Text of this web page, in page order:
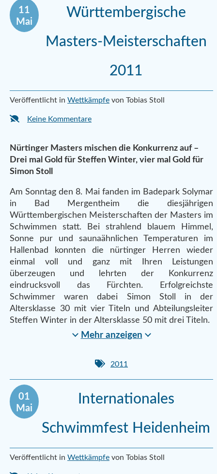
11
Mai
Württembergische
Masters-Meisterschaften
2011
Veröffentlicht in Wettkämpfe von Tobias Stoll
Keine Kommentare
Nürtinger Masters mischen die Konkurrenz auf –
Drei mal Gold für Steffen Winter, vier mal Gold für
Simon Stoll
Am Sonntag den 8. Mai fanden im Badepark Solymar
in Bad Mergentheim die diesjährigen
Württembergischen Meisterschaften der Masters im
Schwimmen statt. Bei strahlend blauem Himmel,
Sonne pur und saunaähnlichen Temperaturen im
Hallenbad konnten die nürtinger Herren wieder
einmal voll und ganz mit Ihren Leistungen
überzeugen und lehrten der Konkurrenz
eindrucksvoll das Fürchten. Erfolgreichste
Schwimmer waren dabei Simon Stoll in der
Altersklasse 30 mit vier Titeln und Abteilungsleiter
Steffen Winter in der Altersklasse 50 mit drei Titeln.
Mehr anzeigen
2011
01
Mai
Internationales
Schwimmfest Heidenheim
Veröffentlicht in Wettkämpfe von Tobias Stoll